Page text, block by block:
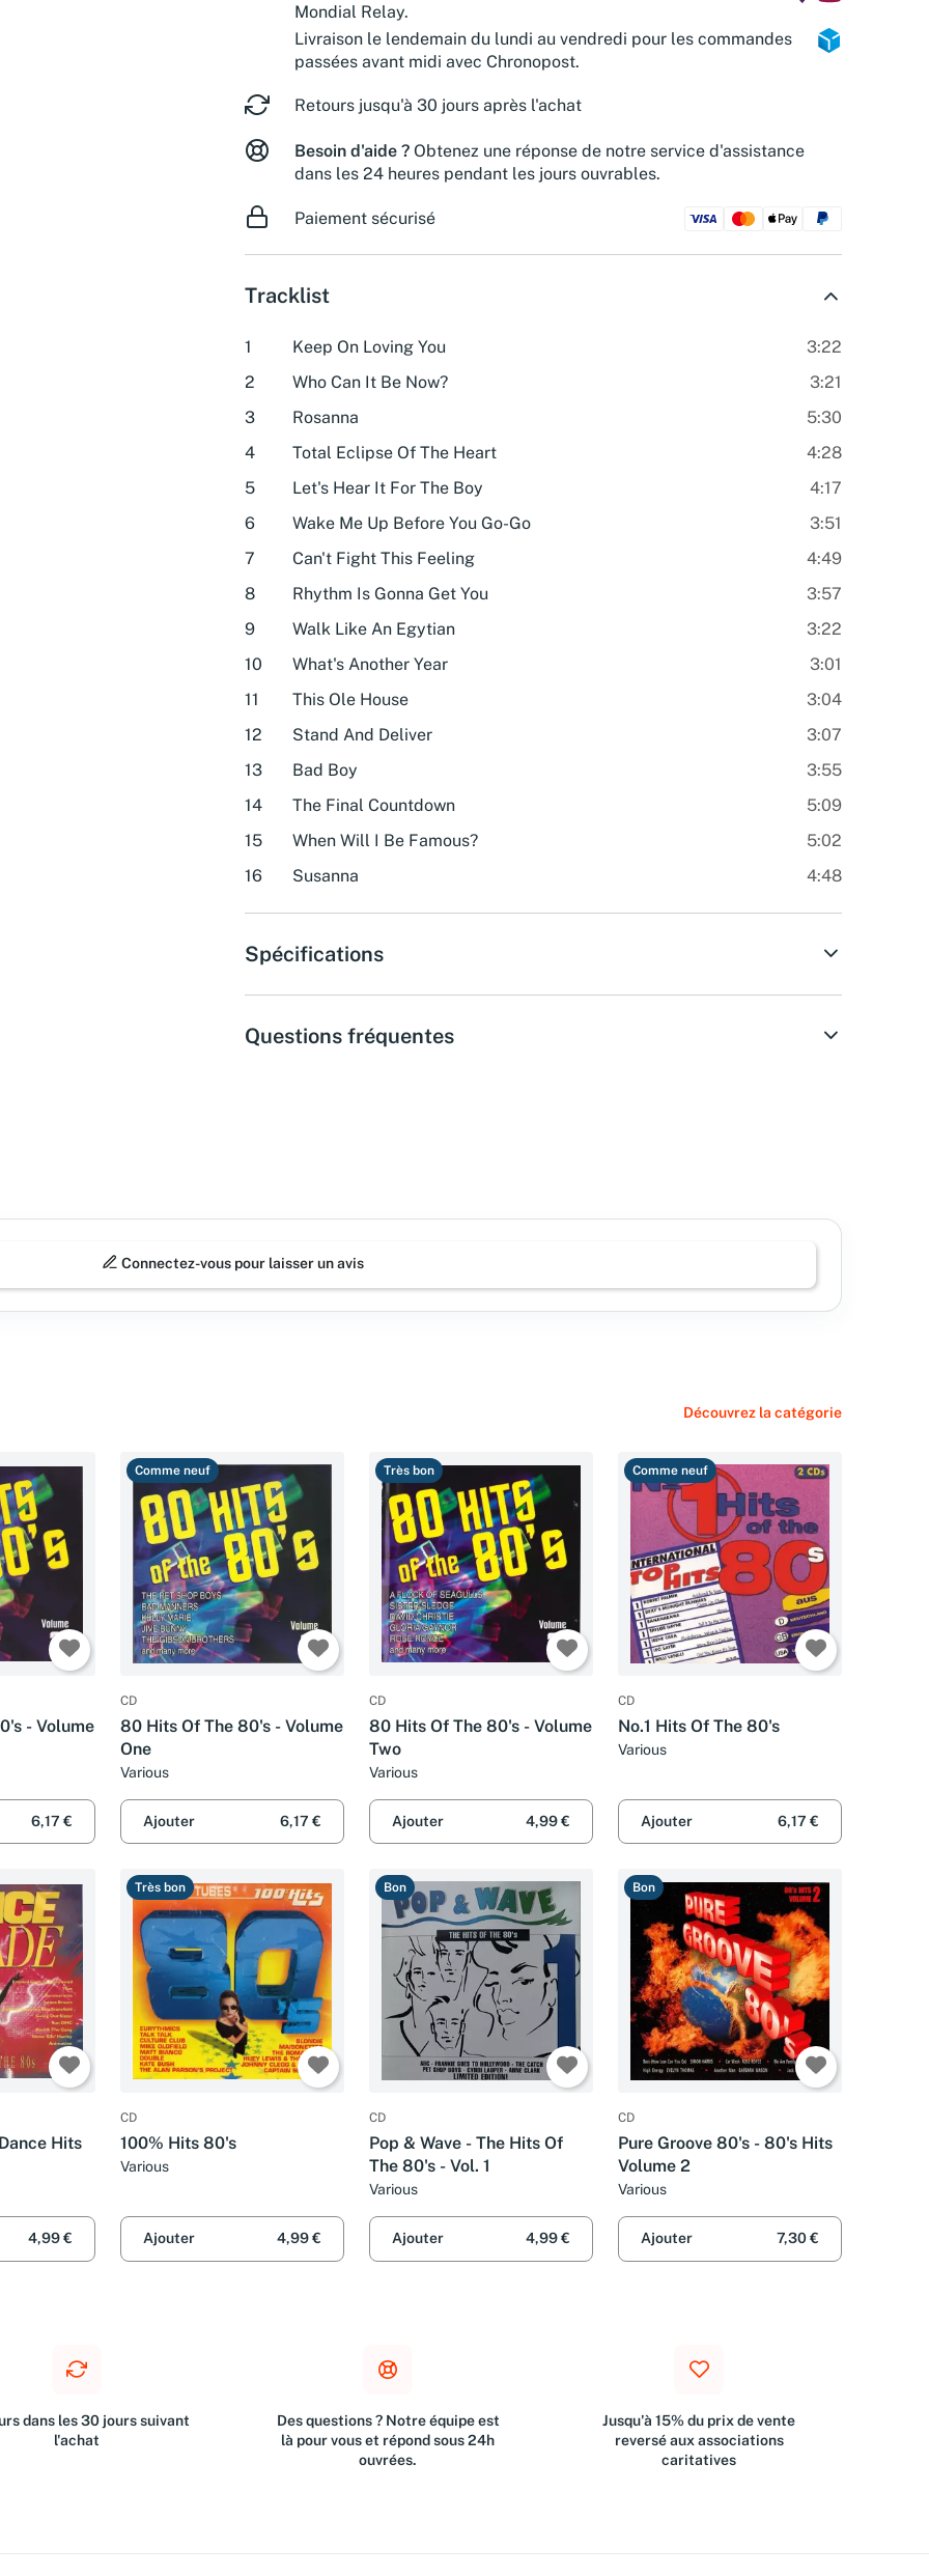
Mondial Relay.
Livraison le lendemain du lundi au vendredi pour les commandes
passées avant midi avec Chronopost.
Retours jusqu'à 30 jours après l'achat
Besoin d'aide ? Obtenez une réponse de notre service d'assistance
dans les 24 heures pendant les jours ouvrables.
Paiement sécurisé
Tracklist
1 Keep On Loving You
3:22
2
Who Can It Be Now?
3:21
3
Rosanna
5:30
4
Total Eclipse Of The Heart
4:28
5
Let's Hear It For The Boy
4:17
6
Wake Me Up Before You Go-Go
3:51
7
Can't Fight This Feeling
4:49
8
Rhythm Is Gonna Get You
3:57
9
Walk Like An Egytian
3:22
10
What's Another Year
3:01
11
This Ole House
3:04
12
Stand And Deliver
3:07
13
Bad Boy
3:55
14
The Final Countdown
5:09
15
When Will I Be Famous?
5:02
16
Susanna 4:48
Spécifications
Questions fréquentes
Connectez-vous pour laisser un avis
Découvrez la catégorie
- Volume
6,17 €
Comme neuf
CD
80 Hits Of The 80's - Volume
One
Various
Ajouter 6,17 €
Très bon
CD
80 Hits Of The 80's - Volume
Two
Various
Ajouter 4,99 €
Comme neuf
CD
No.1 Hits Of The 80's
Various
Ajouter 6,17 €
Hits
4,99 €
Très bon
CD
100% Hits 80's
Various
Ajouter 4,99 €
Bon
CD
Pop & Wave - The Hits Of
The 80's - Vol. 1
Various
Ajouter 4,99 €
Bon
CD
Pure Groove 80's - 80's Hits
Volume 2
Various
Ajouter 7,30 €
dans les 30 jours suivant
l'achat
Des questions ? Notre équipe est
là pour vous et répond sous 24h
ouvrées.
Jusqu'à 15% du prix de vente
reversé aux associations
caritatives